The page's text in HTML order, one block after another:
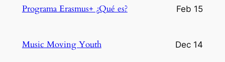
Programa Erasmus+ ¿Qué es? Feb 15
Music Moving Youth Dec 14